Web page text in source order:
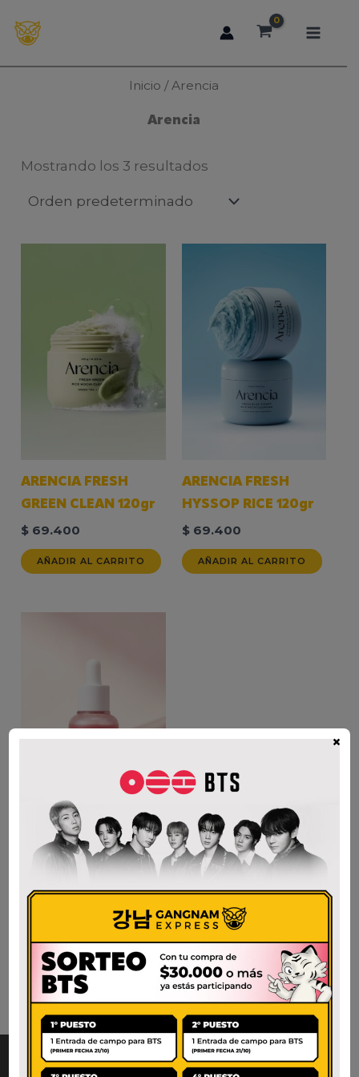
Inicio / Arencia
Arencia
Mostrando los 3 resultados
ARENCIA FRESH
GREEN CLEAN 120gr
$ 69.400
AÑADIR AL CARRITO
ARENCIA FRESH
HYSSOP RICE 120gr
$69.400
AÑADIR AL CARRITO
ARENCIA FRESH RED
SMOOTHIE SERUM
30g.
AÑADIR AL CARRITO
×